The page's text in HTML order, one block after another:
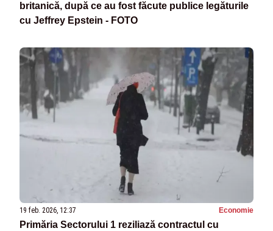
britanică, după ce au fost făcute publice legăturile
cu Jeffrey Epstein - FOTO
19 feb. 2026, 12:37 Economie
Primăria Sectorului 1 reziliază contractul cu